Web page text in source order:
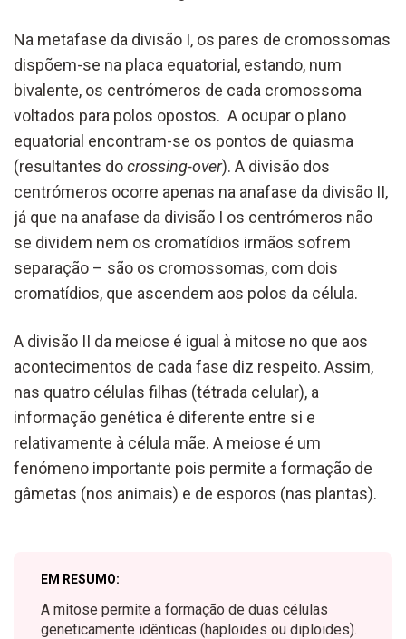
Na metafase da divisão I, os pares de cromossomas
dispõem-se na placa equatorial, estando, num
bivalente, os centrómeros de cada cromossoma
voltados para polos opostos. A ocupar o plano
equatorial encontram-se os pontos de quiasma
(resultantes docrossing-over). A divisão dos
centrómeros ocorre apenas na anafase da divisão II,
já que na anafase da divisão I os centrómeros não
se dividem nem os cromatídios irmãos sofrem
separação – são os cromossomas, com dois
cromatídios, que ascendem aos polos da célula.
A divisão II da meiose é igual à mitose no que aos
acontecimentos de cada fase diz respeito. Assim,
nas quatro células filhas (tétrada celular), a
informação genética é diferente entre si e
relativamente à célula mãe. A meiose é um
fenómeno importante pois permite a formação de
gâmetas (nos animais) e de esporos (nas plantas).
EM RESUMO:
A mitose permite a formação de duas células
geneticamente idênticas (haploides ou diploides).